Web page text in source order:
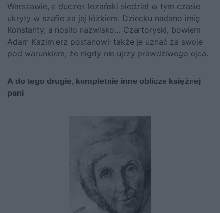
Warszawie, a duczek lozański siedział w tym czasie
ukryty w szafie za jej łóżkiem. Dziecku nadano imię
Konstanty, a nosiło nazwisko… Czartoryski, bowiem
Adam Kazimierz postanowił także je uznać za swoje
pod warunkiem, że nigdy nie ujrzy prawdziwego ojca.
A do tego drugie, kompletnie inne oblicze księżnej
pani